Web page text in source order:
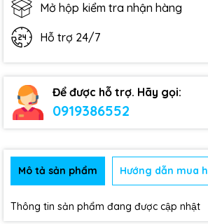
Mở hộp kiểm tra nhận hàng
Hỗ trợ 24/7
Để được hỗ trợ. Hãy gọi:
0919386552
Mô tả sản phẩm Hướng dẫn mua
Thông tin sản phẩm đang được cập nhật